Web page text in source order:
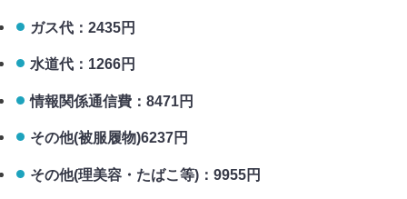
ガス代：2435円
水道代：1266円
情報関係通信費：8471円
その他(被服履物)6237円
その他(理美容・たばこ等)：9955円